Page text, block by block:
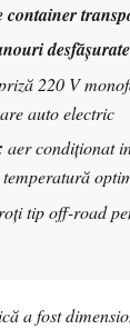
container
220 V
auto electric
aer condiționat
roți tip off-road
a fost